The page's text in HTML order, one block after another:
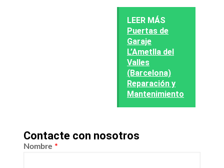
LEER MÁS
Puertas de
Garaje
L’Ametlla del
Valles
(Barcelona)
Reparación y
Mantenimiento
Contacte con nosotros
Nombre *